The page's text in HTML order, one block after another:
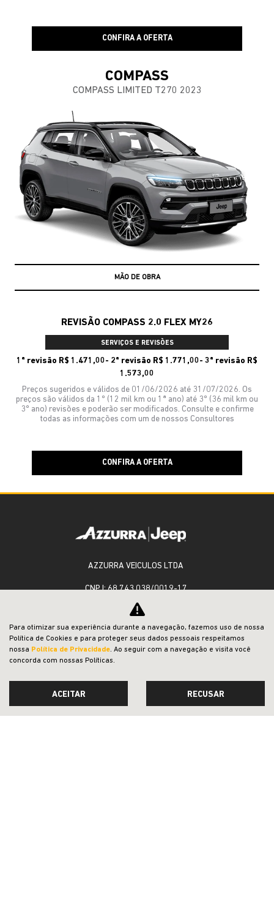
CONFIRA A OFERTA
COMPASS
COMPASS LIMITED T270 2023
MÃO DE OBRA
REVISÃO COMPASS 2.0 FLEX MY26
SERVIÇOS E REVISÕES
1ª revisão R$ 1.471,00- 2ª revisão R$ 1.771,00- 3ª revisão R$
1.573,00
Preços sugeridos e válidos de 01/06/2026 até 31/07/2026. Os
preços são válidos da 1º (12 mil km ou 1ª ano) até 3º (36 mil km ou
3º ano) revisões e poderão ser modificados. Consulte e confirme
todas as informações com um de nossos Consultores
CONFIRA A OFERTA
AZZURRA VEICULOS LTDA
CNPJ: 68.743.038/0019-17
OFERTAS
VENDAS DIRETAS
JEEP ACESSÍVEL
Para otimizar sua experiência durante a navegação, fazemos uso de nossa
Política de Cookies e para proteger seus dados pessoais respeitamos
nossa Política de Privacidade. Ao seguir com a navegação e visita você
concorda com nossas Políticas.
ACEITAR RECUSAR